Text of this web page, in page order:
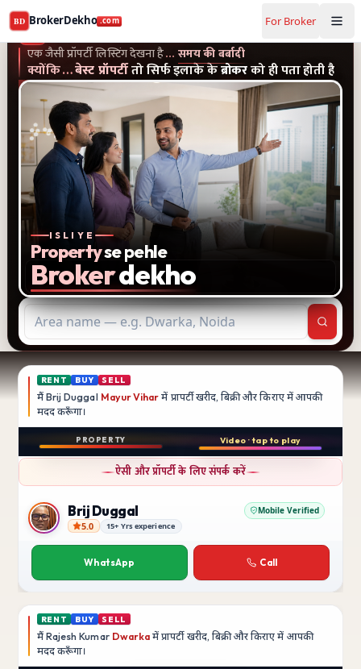
BD BrokerDekho .com For Broker
Buy and rent property in Ratnagiri — mobile-verified
BrokerDekho
एक जैसी प्रॉपर्टी लिस्टिंग देखना है… समय की बर्बादी
क्योंकि…बेस्ट प्रॉपर्टीतो सिर्फ इलाके केब्रोकरको ही पता होती है
एक जैसी प्रॉपर्टी लिस्टिंग और पुराने विज्ञापन देखना है...समय की बर्बादी
ISLIYE
Propertyse pehle
Brokerdekho
RENT BUY SELL
मैं Brij Duggal Mayur Vihar में प्रापर्टी खरीद, बिक्री और किराए में आपकी
मददकरूँगा।
PROPERTY
बिक्री
3 BHK
Mayur Vihar
₹1.5 Crore
Video · tap to play
Instagram
ऐसी और प्रॉपर्टी के लिए संपर्क करें
Brij Duggal
Brij Duggal Mobile Verified
5.0 15+ Yrs experience
WhatsApp Call
RENT BUY SELL
मैं Rajesh Kumar Dwarka में प्रापर्टी खरीद, बिक्री और किराए में आपकी
मददकरूँगा।